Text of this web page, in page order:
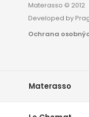
Materasso © 2012
Developed by
Ochrana
Materasso